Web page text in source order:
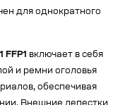
для однократного
FFP1 включает в себя
и ремни оголовья
обеспечивая